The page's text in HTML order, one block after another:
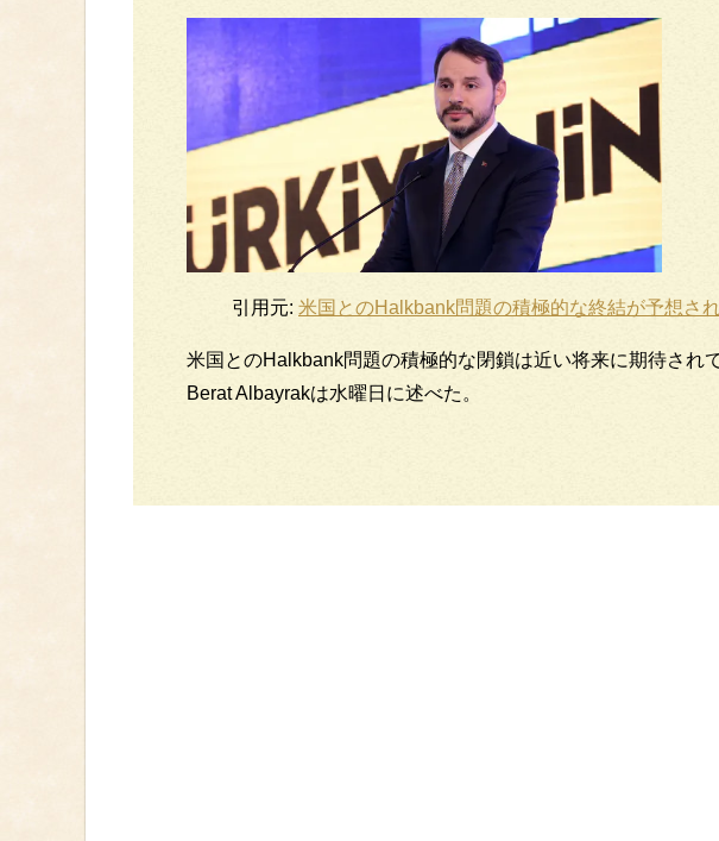
引用元: 米国とのHalkbank問題の積極的な終結が予想さ
米国とのHalkbank問題の積極的な閉鎖は近い将来に期待され
Berat Albayrakは水曜日に述べた。